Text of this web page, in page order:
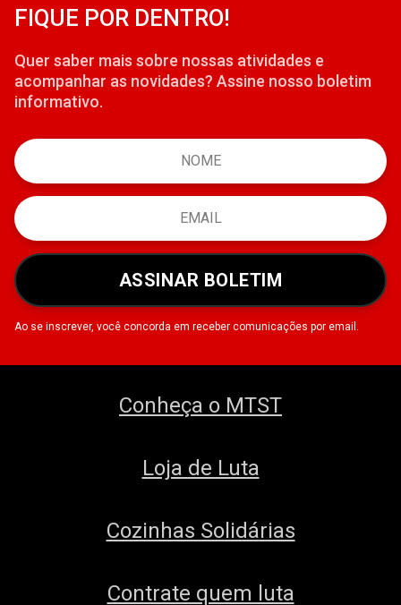
FIQUE POR DENTRO!
Quer saber mais sobre nossas atividades e
acompanhar as novidades? Assine nosso boletim
informativo.
ASSINAR BOLETIM
Ao se inscrever, você concorda em receber comunicações por email.
Conheça o MTST
Loja de Luta
Cozinhas Solidárias
Contrate quem luta